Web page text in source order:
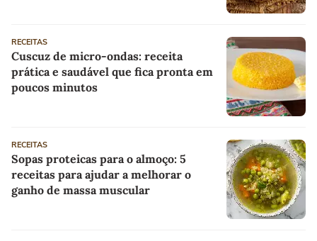
RECEITAS
Cuscuz de micro-ondas: receita
prática e saudável que fica pronta em
poucos minutos
RECEITAS
Sopas proteicas para o almoço: 5
receitas para ajudar a melhorar o
ganho de massa muscular